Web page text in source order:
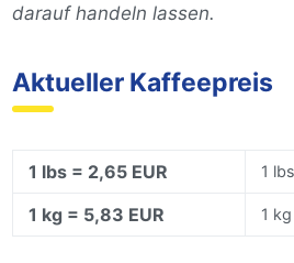
darauf handeln lassen.
Aktueller Kaffeepreis
1 lbs = 2,65 EUR 1
1 kg = 5,83 EUR 1